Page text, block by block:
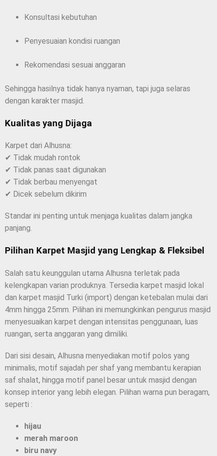
Konsultasi kebutuhan
Penyesuaian kondisi ruangan
Rekomendasi sesuai anggaran
Sehingga hasilnya tidak hanya nyaman, tapi juga selaras
dengan karakter masjid.
Kualitas yang Dijaga
Karpet dari Alhusna:
✔ Tidak mudah rontok
✔ Tidak panas saat digunakan
✔ Tidak berbau menyengat
✔ Dicek sebelum dikirim
Standar ini penting untuk menjaga kualitas dalam jangka
panjang.
Pilihan Karpet Masjid yang Lengkap & Fleksibel
Salah satu keunggulan utama Alhusna terletak pada
kelengkapan varian produknya. Tersedia karpet masjid lokal
dan karpet masjid Turki (import) dengan ketebalan mulai dari
4mm hingga 25mm. Pilihan ini memungkinkan pengurus masjid
menyesuaikan karpet dengan intensitas penggunaan, luas
ruangan, serta anggaran yang dimiliki.
Dari sisi desain, Alhusna menyediakan motif polos yang
minimalis, motif sajadah per shaf yang membantu kerapian
saf shalat, hingga motif panel besar untuk masjid dengan
konsep interior yang lebih elegan. Pilihan warna pun beragam,
seperti :
hijau
merah maroon
biru navy